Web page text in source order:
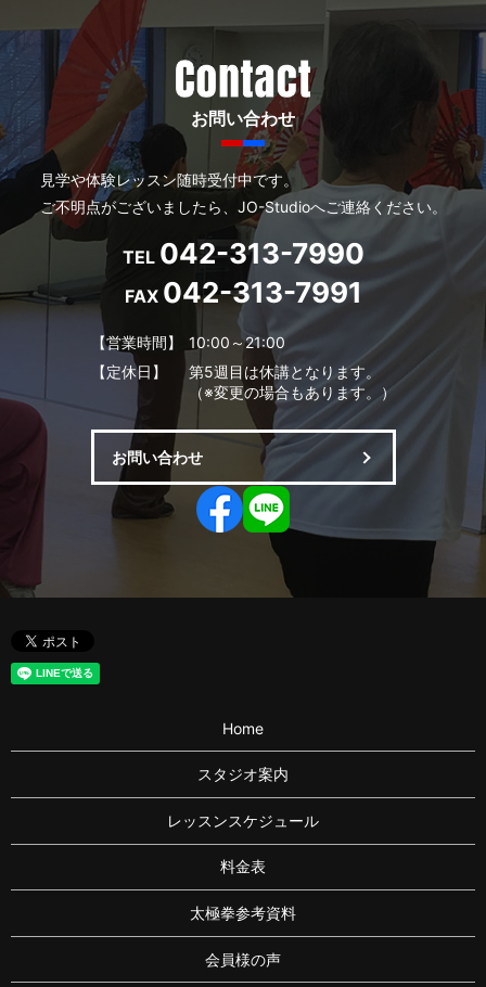
お問い合わせ
見学や体験レッスン随時受付中です。
ご不明点がございましたら、JO-Studioへご連絡ください。
TEL 042-313-7990
FAX 042-313-7991
【営業時間】
10:00～21:00
【定休日】
第5週目は休講となります。
（※変更の場合もあります。）
お問い合わせ
Home
スタジオ案内
レッスンスケジュール
料金表
太極拳参考資料
会員様の声